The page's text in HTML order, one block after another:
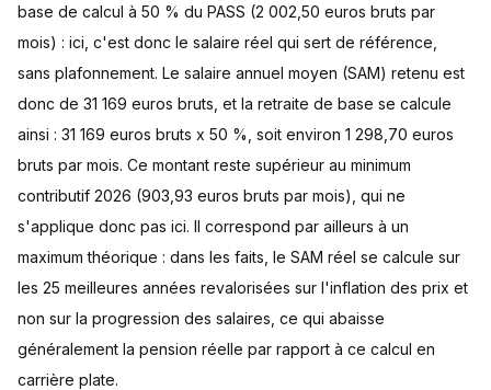
base de calcul à 50 % du PASS (2 002,50 euros bruts par
mois) : ici, c'est donc le salaire réel qui sert de référence,
sans plafonnement. Le salaire annuel moyen (SAM) retenu est
donc de 31 169 euros bruts, et la retraite de base se calcule
ainsi : 31 169 euros bruts x 50 %, soit environ 1 298,70 euros
bruts par mois. Ce montant reste supérieur au minimum
contributif 2026 (903,93 euros bruts par mois), qui ne
s'applique donc pas ici. Il correspond par ailleurs à un
maximum théorique : dans les faits, le SAM réel se calcule sur
les 25 meilleures années revalorisées sur l'inflation des prix et
non sur la progression des salaires, ce qui abaisse
généralement la pension réelle par rapport à ce calcul en
carrière plate.